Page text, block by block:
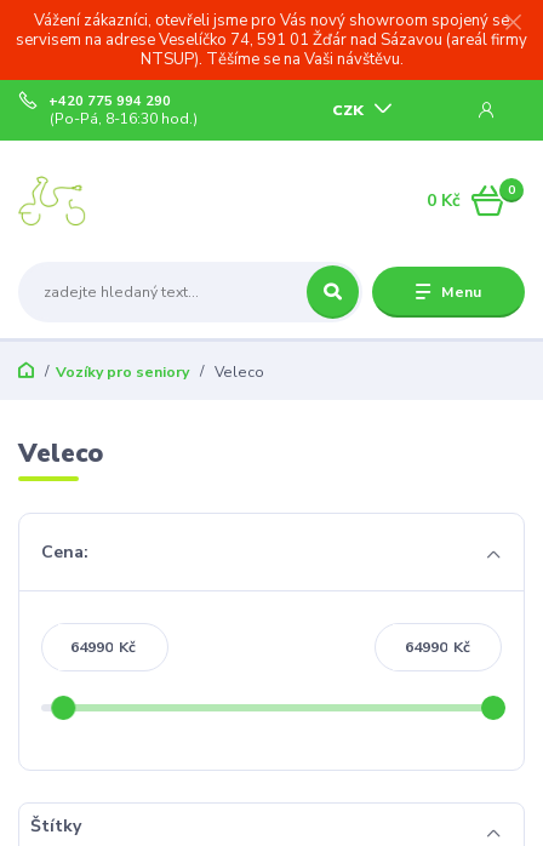
Vážení zákazníci, otevřeli jsme pro Vás nový showroom spojený se
servisem na adrese Veselíčko 74, 591 01 Žďár nad Sázavou (areál firmy
NTSUP). Těšíme se na Vaši návštěvu.
Menu
CZK
+420 775 994 290
(Po-Pá, 8-16:30 hod.)
0
0 Kč
Vozíky pro seniory Veleco
Veleco
Cena:
Kč Kč
Štítky